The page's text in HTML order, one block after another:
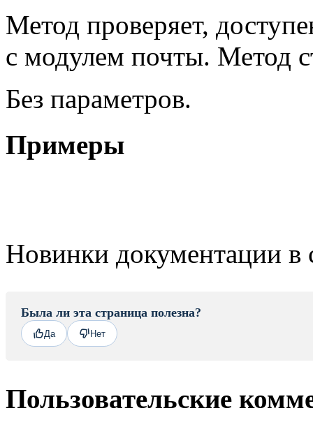
Метод проверяет,
с модулем почты. Метод
Без параметров.
Примеры
Новинки документации в
Была ли эта страница полезна?
Да Нет
Пользовательские